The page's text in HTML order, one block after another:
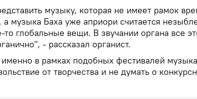
музыку, которая не имеет рамок
а музыка Баха уже априори считается
глобальные вещи. В звучании органа все
- рассказал органист.
в рамках подобных фестивалей
от творчества и не думать о